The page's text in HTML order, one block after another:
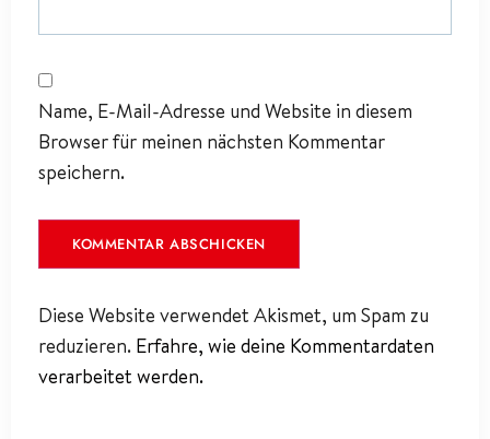
Name, E-Mail-Adresse und Website in diesem
Browser für meinen nächsten Kommentar
speichern.
Diese Website verwendet Akismet, um Spam zu
reduzieren. Erfahre, wie deine Kommentardaten
verarbeitet werden.